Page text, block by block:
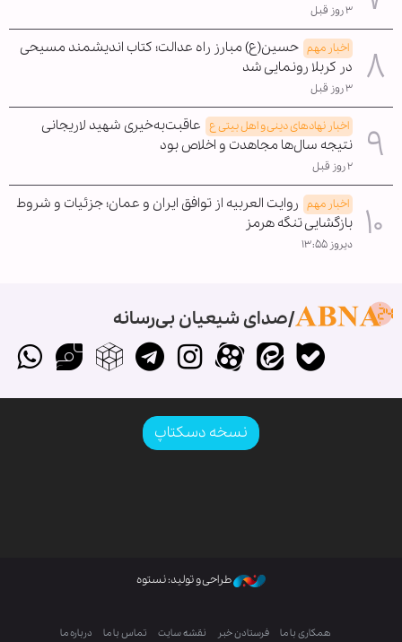
۳ روز قبل
اخبار مهم حسین(ع) مبارز راه عدالت؛ کتاب اندیشمند مسیحی
در کربلا رونمایی شد
۳ روز قبل
اخبار نهادهای دینی و اهل بیتی ع عاقبت‌به‌خیری شهید لاریجانی
نتیجه سال‌ها مجاهدت و اخلاص بود
۲ روز قبل
اخبار مهم روایت العربیه از توافق ایران و عمان؛ جزئیات و شروط
بازگشایی تنگه هرمز
دیروز ۱۳:۵۵
صدای شیعیان بی‌رسانه
نسخه دسکتاپ
طراحی و تولید: نستوه
همکاری با ما فرستادن خبر نقشه سایت تماس با ما درباره ما